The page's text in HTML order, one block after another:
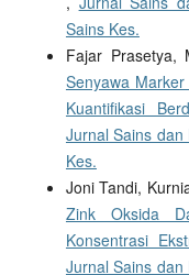
Sains Kes.
Fajar Prasetya,
Senyawa
Kuantifikasi
Jurnal Sains
Kes.
Joni Tandi,
Zink Oksida
Konsentrasi
Jurnal Sains